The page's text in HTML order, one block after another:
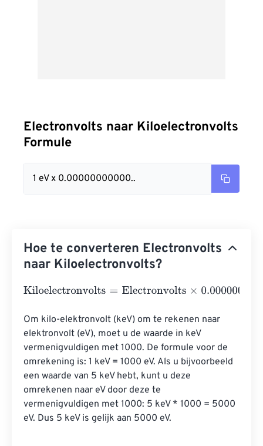
Electronvolts naar Kiloelectronvolts
Formule
1 eV x 0.00000000000..
Hoe te converteren Electronvolts
naar Kiloelectronvolts?
Kiloelectronvolts=Electronvolts×
Om kilo-elektronvolt (keV) om te rekenen naar
elektronvolt (eV), moet u de waarde in keV
vermenigvuldigen met 1000. De formule voor de
omrekening is: 1 keV = 1000 eV. Als u bijvoorbeeld
een waarde van 5 keV hebt, kunt u deze
omrekenen naar eV door deze te
vermenigvuldigen met 1000: 5 keV * 1000 = 5000
eV. Dus 5 keV is gelijk aan 5000 eV.